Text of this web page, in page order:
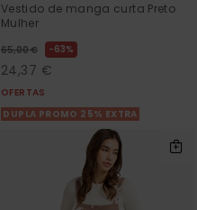
Vestido de manga curta Preto
Mulher
65,00 € 63%
24,37 €
OFERTAS
DUPLA PROMO 25% EXTRA